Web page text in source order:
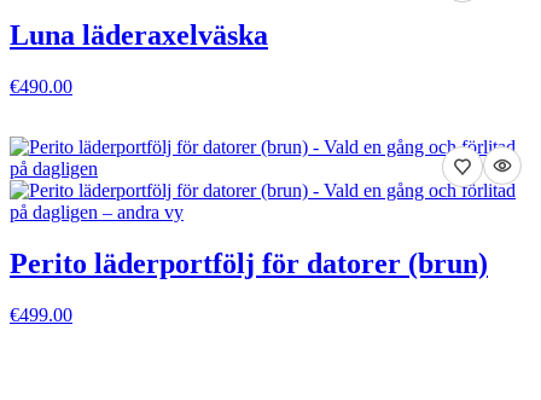
Luna läderaxelväska
€490.00
Perito läderportfölj för datorer (brun)
€499.00